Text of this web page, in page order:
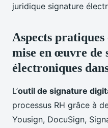
juridique signature
Aspects
mise en œuvre de
électroniques
L’outil de signature
processus RH grâce à
Yousign, DocuSign,